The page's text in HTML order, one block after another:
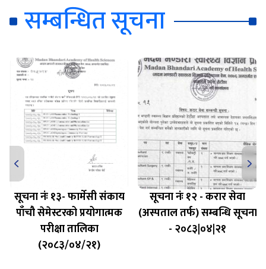
सम्बन्धित सूचना
सूचना नंः १३- फार्मेसी संकाय
पाँचौ सेमेस्टरको प्रयोगात्मक
परीक्षा तालिका
(२०८३/०४/२१)
सूचना नंः १२ - करार सेवा
(अस्पताल तर्फ) सम्बन्धि सूचना
- २०८३|०४|२१